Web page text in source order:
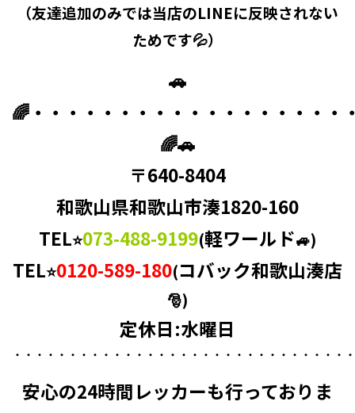
（友達追加のみでは当店のLINEに反映されない
ためです💦）
🚗
🌈・・・・・・・・・・・・・・・・・・
🌈🚗
〒640-8404
和歌山県和歌山市湊1820-160
TEL⭐073-488-9199(軽ワールド🚙)
TEL⭐0120-589-180(コバック和歌山湊店
🎅)
定休日:水曜日
・・・・・・・・・・・・・・・・・・・・・・・・・・・・・・・
安心の24時間レッカーも行っておりま